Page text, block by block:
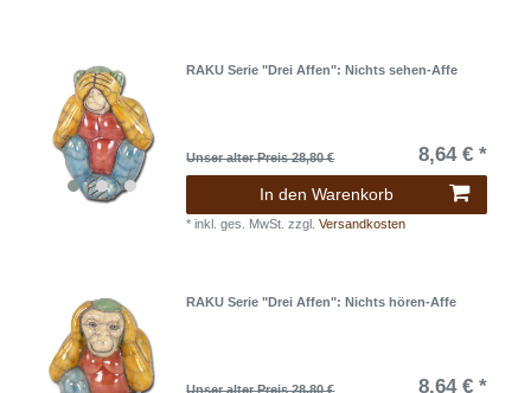
RAKU Serie "Drei Affen": Nichts sehen-Affe
Unser alter Preis 28,80 € 8,64 € *
In den Warenkorb
*inkl. ges. MwSt. zzgl.Versandkosten
RAKU Serie "Drei Affen": Nichts hören-Affe
Unser alter Preis 28,80 € 8,64 € *